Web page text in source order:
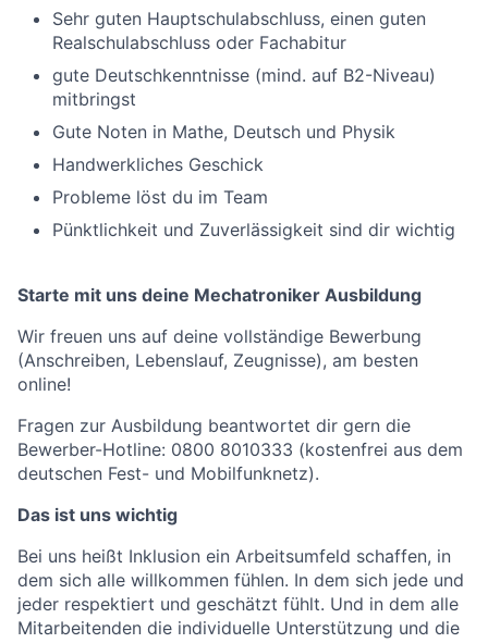
Sehr guten Hauptschulabschluss, einen guten
Realschulabschluss oder Fachabitur
gute Deutschkenntnisse (mind. auf B2-Niveau)
mitbringst
Gute Noten in Mathe, Deutsch und Physik
Handwerkliches Geschick
Probleme löst du im Team
Pünktlichkeit und Zuverlässigkeit sind dir wichtig
Starte mit uns deine Mechatroniker Ausbildung
Wir freuen uns auf deine vollständige Bewerbung
(Anschreiben, Lebenslauf, Zeugnisse), am besten
online!
Fragen zur Ausbildung beantwortet dir gern die
Bewerber-Hotline: 0800 8010333 (kostenfrei aus dem
deutschen Fest- und Mobilfunknetz).
Das ist uns wichtig
Bei uns heißt Inklusion ein Arbeitsumfeld schaffen, in
dem sich alle willkommen fühlen. In dem sich jede und
jeder respektiert und geschätzt fühlt. Und in dem alle
Mitarbeitenden die individuelle Unterstützung und die